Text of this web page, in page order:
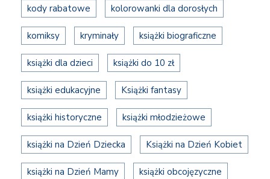
kody rabatowe kolorowanki dla dorosłych
komiksy kryminały książki biograficzne
książki dla dzieci książki do 10 zł
książki edukacyjne Książki fantasy
książki historyczne książki młodzieżowe
książki na Dzień Dziecka Książki na Dzień Kobiet
książki na Dzień Mamy książki obcojęzyczne